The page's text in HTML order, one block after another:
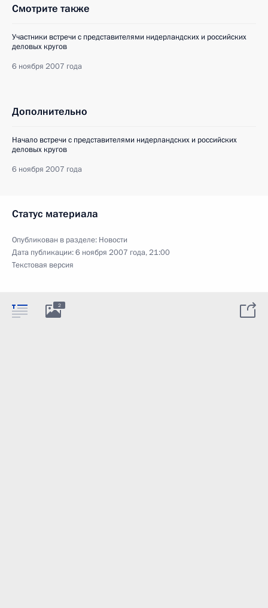
Смотрите также
Участники встречи с представителями нидерландских и российских
деловых кругов
6 ноября 2007 года
Дополнительно
Начало встречи с представителями нидерландских и российских
деловых кругов
6 ноября 2007 года
Статус материала
Опубликован в разделе: Новости
Дата публикации:6 ноября 2007 года, 21:00
Текстовая версия
2